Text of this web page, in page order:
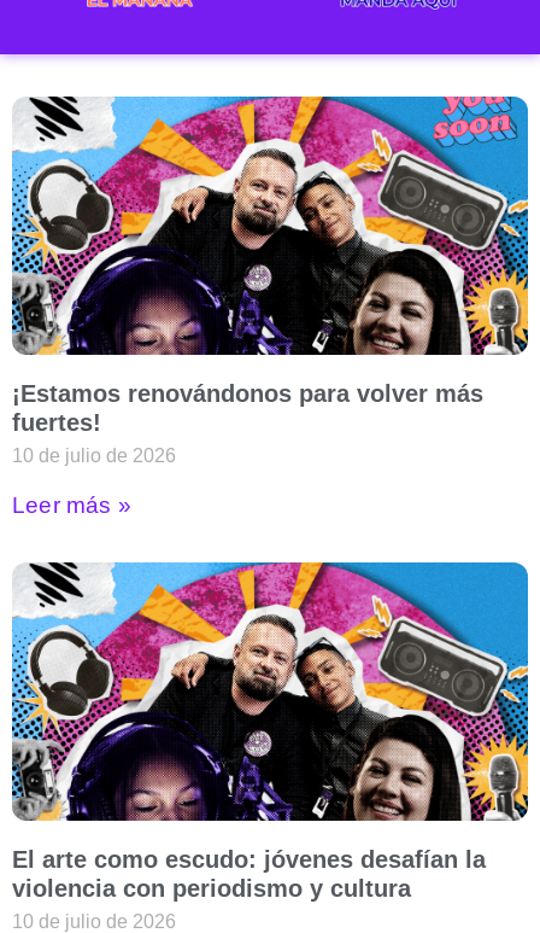
¡Estamos renovándonos para volver más
fuertes!
10 de julio de 2026
Leer más »
El arte como escudo: jóvenes desafían la
violencia con periodismo y cultura
10 de julio de 2026